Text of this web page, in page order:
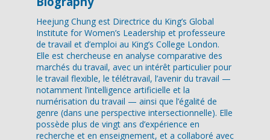
Heejung Chung est Directrice du King’s Global
Institute for Women’s Leadership et professeure
de travail et d’emploi au King’s College London.
Elle est chercheuse en analyse comparative des
marchés du travail, avec un intérêt particulier pour
le travail flexible, le télétravail, l’avenir du travail —
notamment l’intelligence artificielle et la
numérisation du travail — ainsi que l’égalité de
genre (dans une perspective intersectionnelle). Elle
possède plus de vingt ans d’expérience en
recherche et en enseignement, et a collaboré avec